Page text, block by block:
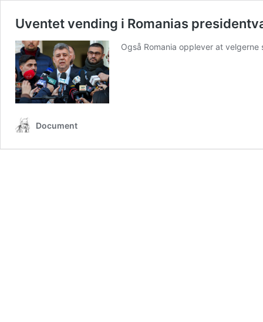
Uventet vending i Romanias
Også Romania opplever at
Document